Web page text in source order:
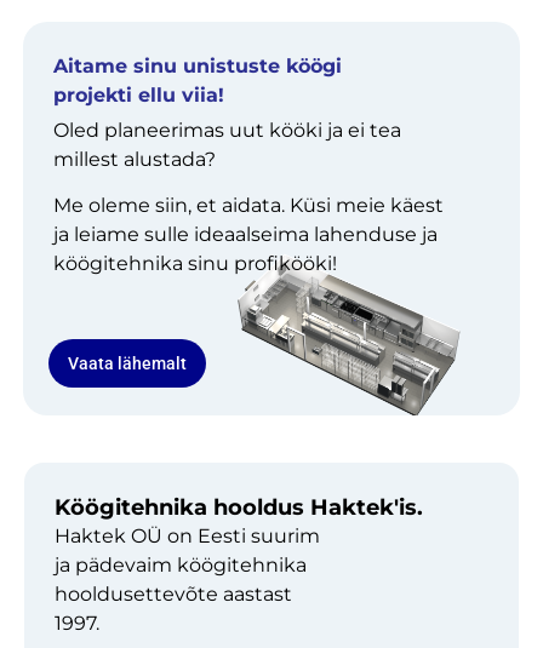
Aitame sinu unistuste köögi
projekti ellu viia!
Oled planeerimas uut kööki ja ei tea
millest alustada?
Me oleme siin, et aidata. Küsi meie käest
ja leiame sulle ideaalseima lahenduse ja
köögitehnika sinu profikööki!
Vaata lähemalt
Köögitehnika hooldus Haktek'is.
Haktek OÜ on Eesti suurim
ja pädevaim köögitehnika
hooldusettevõte aastast
1997.